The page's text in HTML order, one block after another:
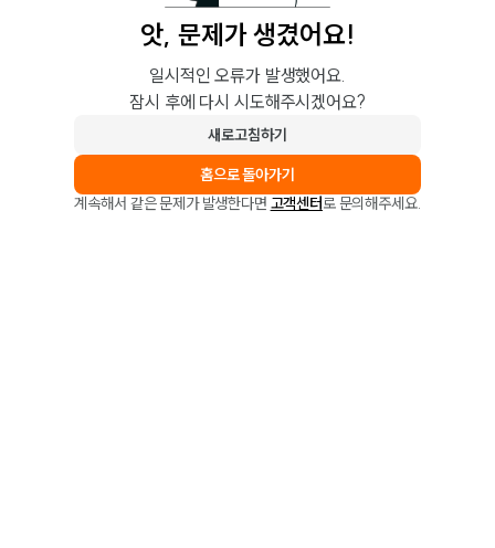
앗, 문제가 생겼어요!
일시적인 오류가 발생했어요.
잠시 후에 다시 시도해주시겠어요?
새로고침하기
홈으로 돌아가기
계속해서 같은 문제가 발생한다면 고객센터로 문의해주세요.